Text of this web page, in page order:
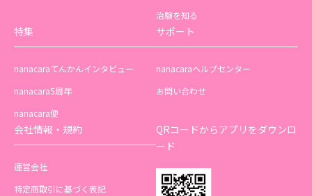
治験を知る
特集
nanacaraてんかんインタビュー
nanacara5周年
nanacara便
サポート
nanacaraヘルプセンター
お問い合わせ
会社情報・規約
運営会社
特定商取引に基づく表記
QRコードからアプリをダウンロ
ード